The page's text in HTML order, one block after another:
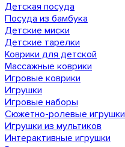
Детская посуда
Посуда из бамбука
Детские миски
Детские тарелки
Коврики для детской
Массажные коврики
Игровые коврики
Игрушки
Игровые наборы
Сюжетно-ролевые игрушки
Игрушки из мультиков
Интерактивные игрушки